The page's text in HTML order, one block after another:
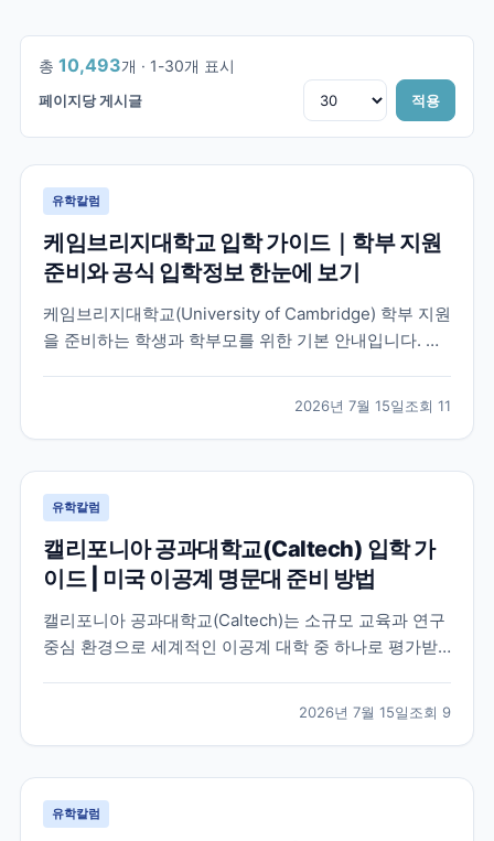
총 10,493개 · 1-30개 표시
페이지당 게시글 적용
1/350
유학칼럼
케임브리지대학교 입학 가이드｜학부 지원
준비와 공식 입학정보 한눈에 보기
케임브리지대학교(University of Cambridge) 학부 지원
을 준비하는 학생과 학부모를 위한 기본 안내입니다. 공
2026년 7월 15일조회 11
유학칼럼
캘리포니아 공과대학교(Caltech) 입학 가
이드 | 미국 이공계 명문대 준비 방법
캘리포니아 공과대학교(Caltech)는 소규모 교육과 연구
중심 환경으로 세계적인 이공계 대학 중 하나로 평가받
2026년 7월 15일조회 9
유학칼럼